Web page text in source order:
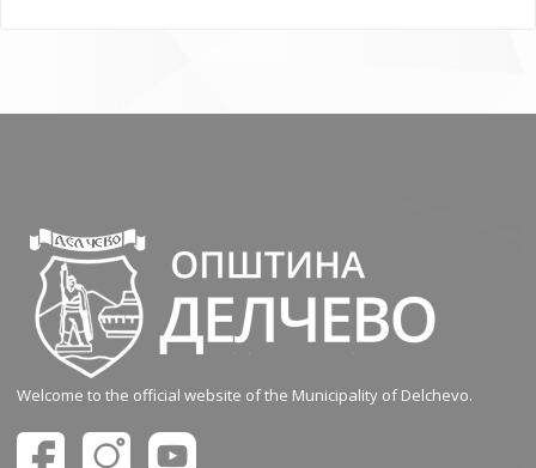
Welcome to the official website of the Municipality of Delchevo.